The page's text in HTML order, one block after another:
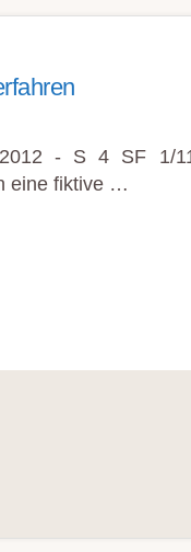
- S 4 SF 1/
eine fiktive …